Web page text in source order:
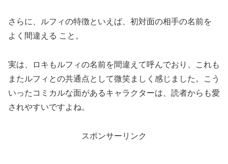
さらに、ルフィの特徴といえば、初対面の相手の名前を
よく間違える こと。
実は、ロキもルフィの名前を間違えて呼んでおり、これも
またルフィとの共通点として微笑ましく感じました。こう
いったコミカルな面があるキャラクターは、読者からも愛
されやすいですよね。
スポンサーリンク